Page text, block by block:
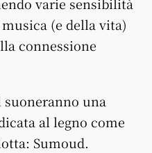
(e della vita)
connessione
una
al legno come
Sumoud.